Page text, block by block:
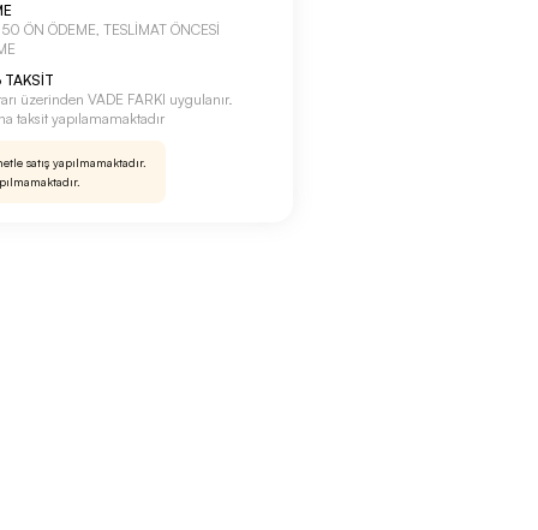
ÖN ÖDEME, TESLİMAT ÖNCESİ
TAKSİT
üzerinden VADE FARKI uygulanır.
taksit yapılamamaktadır
satış yapılmamaktadır.